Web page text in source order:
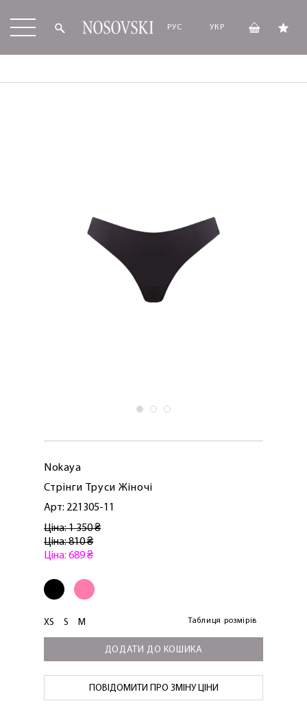
РУС УКР
Nokaya
Стрінги Труси Жіночі
Арт: 221305-11
Ціна: 1 350 ₴
Ціна: 810 ₴
Ціна: 689 ₴
XS S M Таблиця розмірів
ДОДАТИ ДО КОШИКА
ПОВІДОМИТИ ПРО ЗМІНУ ЦІНИ